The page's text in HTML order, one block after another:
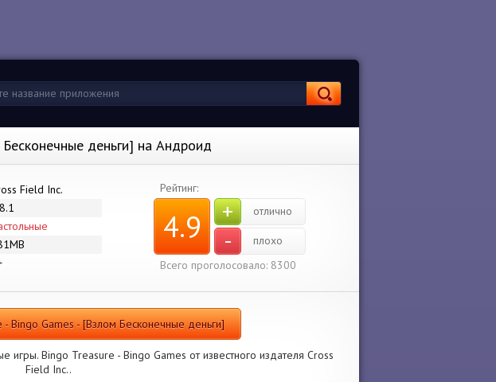
деньги] на Андроид
Field Inc.
Рейтинг:
4.9 + отлично
-
плохо
Всего проголосовало: 8300
- Bingo Games - [Взлом Бесконечные деньги]
игры. Bingo Treasure - Bingo Games от известного издателя Cross
Field Inc..